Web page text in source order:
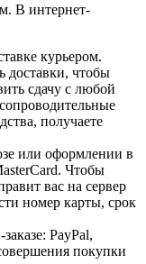
В интернет-
курьером.
доставки, чтобы
сдачу с любой
получаете
или оформлении в
Чтобы
вас на сервер
номер карты, срок
PayPal,
покупки